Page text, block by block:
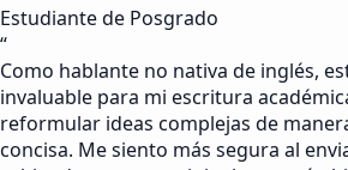
Estudiante de Posgrado
“
Como hablante no nativa de inglés,
invaluable para mi escritura
reformular ideas complejas de
concisa. Me siento más segura al